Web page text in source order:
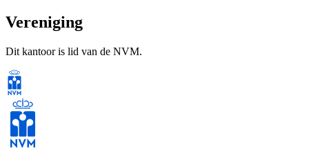
een NVM-business lidmaatschap?
bemiddelen tussen huurder en verhuurder of koper en verkoper. We
zijn ook adviseur van bedrijven en instellingen. Dat doen we in
opdracht van een brede klantenkring: van profit tot non-
profitorganisaties. Van bedrijven in het MKB tot multinationals. Van
eenmanszaken tot particuliere en institutionele beleggers.
We zijn in staat u een totaaloplossing te bieden: u kunt bij Ooms
terecht voor expertise op het gebied van taxaties, financieel advies,
Vereniging
Dit kantoor is lid van de NVM.